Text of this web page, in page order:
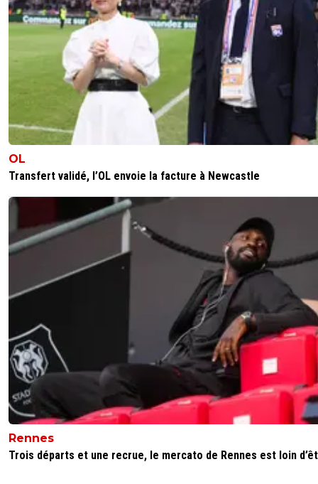
OL
Transfert validé, l’OL envoie la facture à Newcastle
Rennes
Trois départs et une recrue, le mercato de Rennes est loin